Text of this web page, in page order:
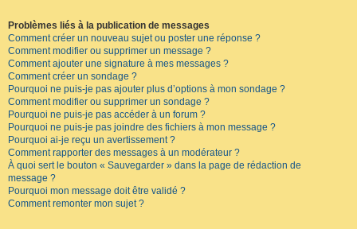
Problèmes liés à la publication de messages
Comment créer un nouveau sujet ou poster une réponse ?
Comment modifier ou supprimer un message ?
Comment ajouter une signature à mes messages ?
Comment créer un sondage ?
Pourquoi ne puis-je pas ajouter plus d’options à mon sondage ?
Comment modifier ou supprimer un sondage ?
Pourquoi ne puis-je pas accéder à un forum ?
Pourquoi ne puis-je pas joindre des fichiers à mon message ?
Pourquoi ai-je reçu un avertissement ?
Comment rapporter des messages à un modérateur ?
À quoi sert le bouton « Sauvegarder » dans la page de rédaction de
message ?
Pourquoi mon message doit être validé ?
Comment remonter mon sujet ?